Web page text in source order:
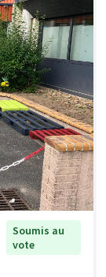
Soumis au
vote